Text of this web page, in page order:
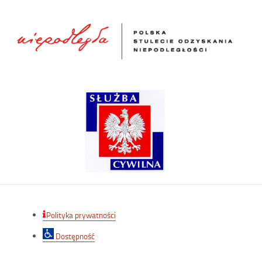
Polityka prywatności
Dostępność